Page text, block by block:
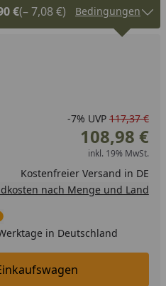
€(– 7,08 €) Bedingungen
verringern
manuell eingeben
um eins erhöhen
-7% UVP 117,37 €
108,98 €
inkl. 19% MwSt.
Kostenfreier Versand in DE
nach Menge und Land
in Deutschland
In den Einkaufswagen legen